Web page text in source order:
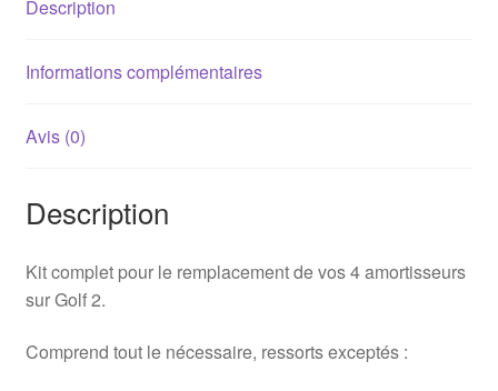
Golf
Description
Informations complémentaires
Avis (0)
Description
Kit complet pour le remplacement de vos 4 amortisseurs
sur Golf 2.
Comprend tout le nécessaire, ressorts exceptés :